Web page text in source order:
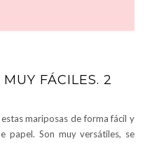
FÁCILES. 2
mariposas de forma fácil y
papel. Son muy versátiles, se